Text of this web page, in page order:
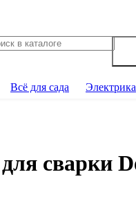
Всё для сада Электрика
сварки